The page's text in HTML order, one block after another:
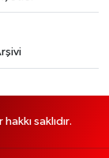
saklıdır.